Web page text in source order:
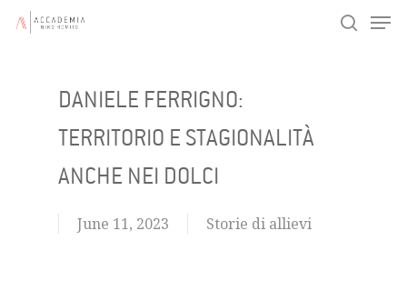
Skip
DANIELE FERRIGNO:
TERRITORIO E STAGIONALITÀ
ANCHE NEI DOLCI
June 11, 2023 Storie di allievi